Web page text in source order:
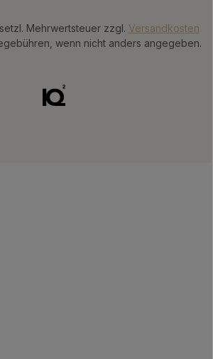
Mehrwertsteuer zzgl. Versandkosten
wenn nicht anders angegeben.